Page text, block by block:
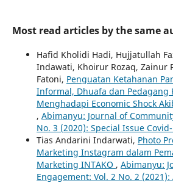
Most read articles by the same
Hafid Kholidi Hadi, Hujjatullah
Indawati, Khoirur Rozaq, Zainur
Fatoni, Penguatan Ketahanan
Informal, Dhuafa dan Pedagang
Menghadapi Economic Shock
, Abimanyu: Journal of
No. 3 (2020): Special Issue
Tias Andarini Indarwati, Photo
Marketing Instagram dalam
Marketing INTAKO , Abimanyu:
Engagement: Vol. 2 No. 2 (2021):